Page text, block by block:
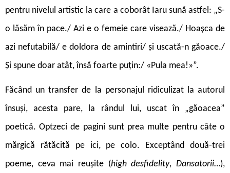
pentru nivelul artistic la care a coborât Iaru sună astfel: „S-
o lăsăm în pace./ Azi e o femeie care visează./ Hoașca de
azi nefutabilă/ e doldora de amintiri/ și uscată-n găoace./
Și spune doar atât, însă foarte puțin:/ «Pula mea!»”.
Făcând un transfer de la personajul ridiculizat la autorul
însuși, acesta pare, la rândul lui, uscat în „găoacea”
poetică. Optzeci de pagini sunt prea multe pentru câte o
mărgică rătăcită pe ici, pe colo. Exceptând două-trei
poeme, ceva mai reușite (high desfidelity,Dansatorii…),